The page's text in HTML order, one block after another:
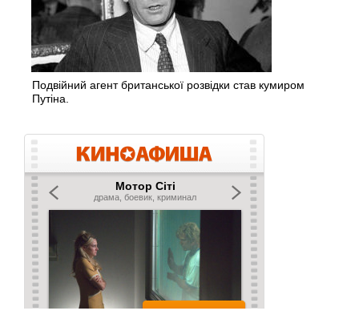
Подвійний агент британської розвідки став кумиром
Путіна.